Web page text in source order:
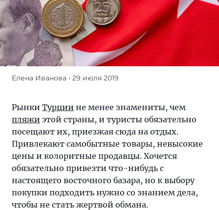
Рынки
не
менее
знамениты,
чем
пляжи
этой
страны,
и
туристы
Елена Иванова • 29 июля 2019
Рынки Турции не менее знамениты, чем
пляжи этой страны, и туристы обязательно
посещают их, приезжая сюда на отдых.
Привлекают самобытные товары, невысокие
цены и колоритные продавцы. Хочется
обязательно привезти что-нибудь с
настоящего восточного базара, но к выбору
покупки подходить нужно со знанием дела,
чтобы не стать жертвой обмана.